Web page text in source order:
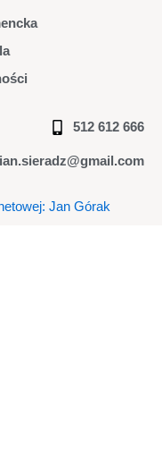
512 612 666
Jan Górak